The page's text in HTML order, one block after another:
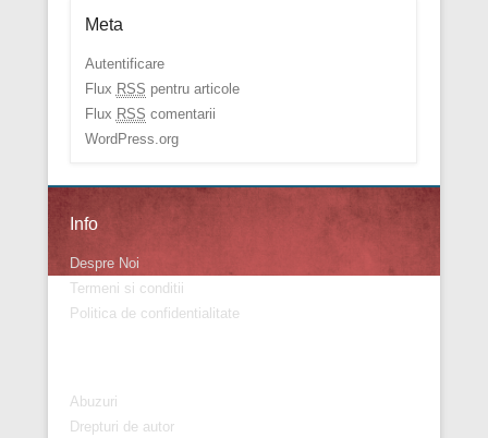
Meta
Autentificare
Flux RSS pentru articole
Flux RSS comentarii
WordPress.org
Info
Despre Noi
Termeni si conditii
Politica de confidentialitate
Abuzuri
Drepturi de autor